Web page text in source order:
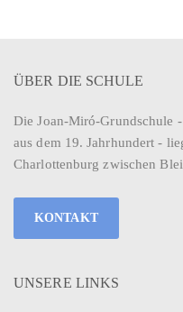
ÜBER DIE SCHULE
Die Joan-Miró-Grundschule
aus dem 19. Jahrhundert -
Charlottenburg zwischen
KONTAKT
UNSERE LINKS